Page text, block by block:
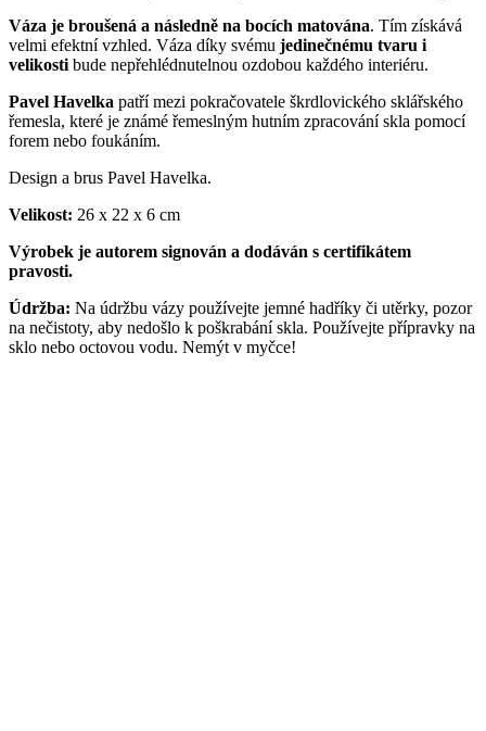
Váza je broušená a následně na bocích matována. Tím získává
velmi efektní vzhled. Váza díky svému jedinečnému tvaru i
velikosti bude nepřehlédnutelnou ozdobou každého interiéru.
Pavel Havelka patří mezi pokračovatele škrdlovického sklářského
řemesla, které je známé řemeslným hutním zpracování skla pomocí
forem nebo foukáním.
Design a brus Pavel Havelka.
Velikost: 26 x 22 x 6 cm
Výrobek je autorem signován a dodáván s certifikátem
pravosti.
Údržba: Na údržbu vázy používejte jemné hadříky či utěrky, pozor
na nečistoty, aby nedošlo k poškrabání skla. Používejte přípravky na
sklo nebo octovou vodu. Nemýt v myčce!